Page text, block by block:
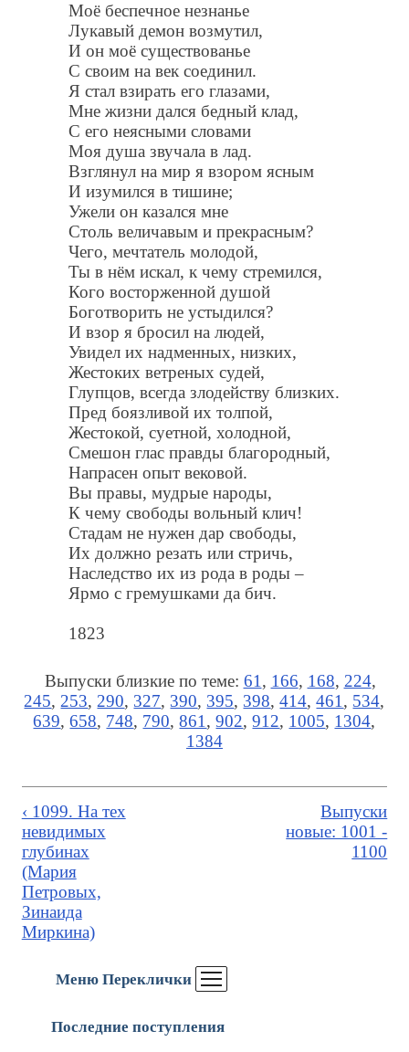
Меню Переклички
Последние поступления
Моё беспечное незнанье
Лукавый демон возмутил,
И он моё существованье
С своим на век соединил.
Я стал взирать его глазами,
Мне жизни дался бедный клад,
С его неясными словами
Моя душа звучала в лад.
Взглянул на мир я взором ясным
И изумился в тишине;
Ужели он казался мне
Столь величавым и прекрасным?
Чего, мечтатель молодой,
Ты в нём искал, к чему стремился,
Кого восторженной душой
Боготворить не устыдился?
И взор я бросил на людей,
Увидел их надменных, низких,
Жестоких ветреных судей,
Глупцов, всегда злодейству близких.
Пред боязливой их толпой,
Жестокой, суетной, холодной,
Смешон глас правды благородный,
Напрасен опыт вековой.
Вы правы, мудрые народы,
К чему свободы вольный клич!
Стадам не нужен дар свободы,
Их должно резать или стричь,
Наследство их из рода в роды –
Ярмо с гремушками да бич.
1823
Выпуски близкие по теме: 61, 166, 168, 224,
245,253,290, 327, 390, 395, 398,414,461, 534,
639,658, 748, 790,861,902,912, 1005, 1304,
1384
‹ 1099. На тех
невидимых
глубинах
(Мария
Петровых,
Зинаида
Миркина)
Выпуски
новые: 1001 -
1100